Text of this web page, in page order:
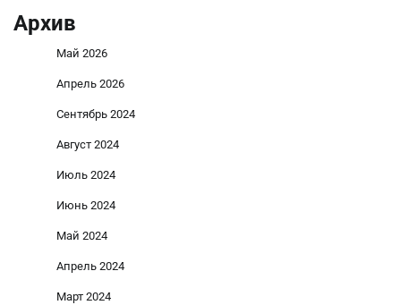
Архив
Май 2026
Апрель 2026
Сентябрь 2024
Август 2024
Июль 2024
Июнь 2024
Май 2024
Апрель 2024
Март 2024